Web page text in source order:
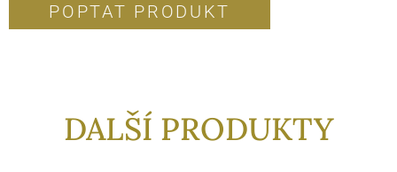
POPTAT PRODUKT
DALŠÍ PRODUKTY